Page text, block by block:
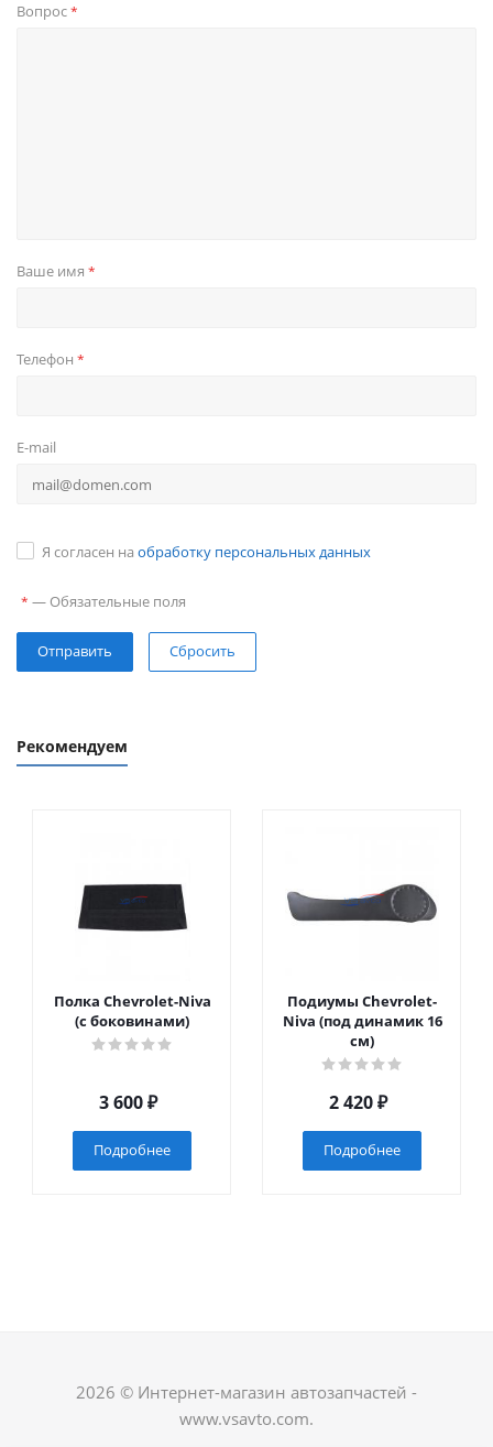
Вопрос*
Ваше имя *
Телефон *
E-mail
Я согласен на обработку персональных данных
* — Обязательные поля
Сбросить
Рекомендуем
Полка Chevrolet-Niva
(с боковинами)
3 600₽
Подробнее
Подиумы Chevrolet-
Niva (под динамик 16
см)
2 420₽
Подробнее
2026 © Интернет-магазин автозапчастей -
www.vsavto.com.